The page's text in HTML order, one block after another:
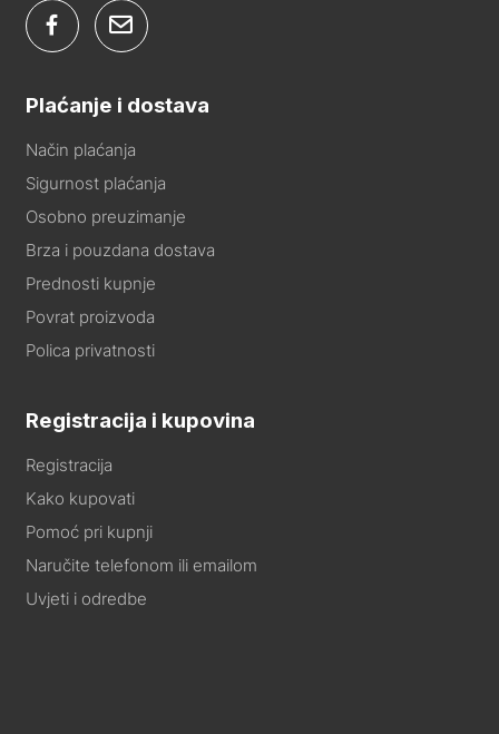
Plaćanje i dostava
Način plaćanja
Sigurnost plaćanja
Osobno preuzimanje
Brza i pouzdana dostava
Prednosti kupnje
Povrat proizvoda
Polica privatnosti
Registracija i kupovina
Registracija
Kako kupovati
Pomoć pri kupnji
Naručite telefonom ili emailom
Uvjeti i odredbe